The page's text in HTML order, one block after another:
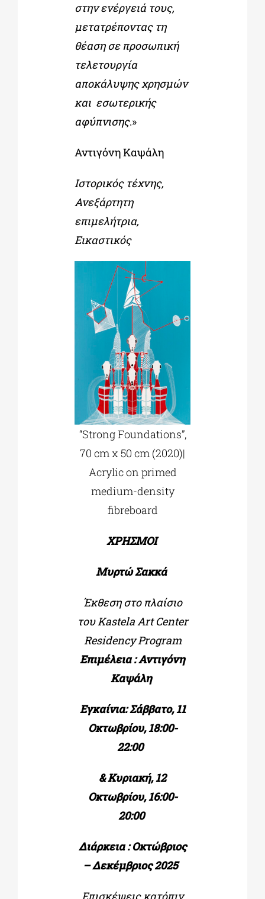
στην ενέργειά τους,
μετατρέποντας τη
θέαση σε προσωπική
τελετουργία
αποκάλυψης χρησμών
και εσωτερικής
αφύπνισης.»
Αντιγόνη Καψάλη
Ιστορικός τέχνης,
Ανεξάρτητη
επιμελήτρια,
Εικαστικός
“Strong Foundations”,
70 cm x 50 cm (2020)|
Acrylic on primed
medium-density
fibreboard
XPHΣMOI
Μυρτώ Σακκά
Έκθεση στο πλαίσιο
του Kastela Art Center
Residency Program
Επιμέλεια : Αντιγόνη
Καψάλη
Εγκαίνια: Σάββατο, 11
Οκτωβρίου, 18:00-
22:00
& Κυριακή, 12
Οκτωβρίου, 16:00-
20:00
Διάρκεια : Οκτώβριος
– Δεκέμβριος 2025
Επισκέψεις κατόπιν